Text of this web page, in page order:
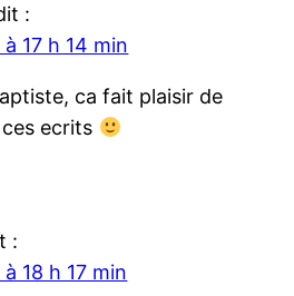
:
17 h 14 min
ca fait plaisir de
ecrits
:
18 h 17 min